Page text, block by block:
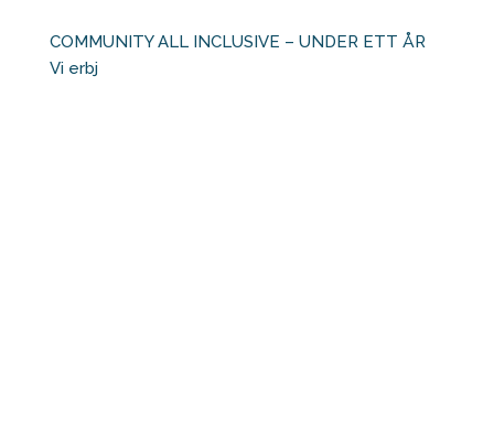
COMMUNITY ALL INCLUSIVE – UNDER ETT ÅR ⁠ ⁠
Vi erbj